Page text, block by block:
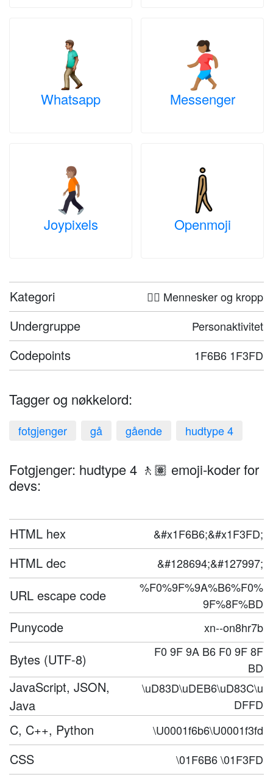
Whatsapp Messenger
Joypixels Openmoji
Kategori 🤦‍♀️ Mennesker og kropp
Undergruppe Personaktivitet
Codepoints 1F6B6 1F3FD
Tagger og nøkkelord:
fotgjenger gå gående hudtype 4
Fotgjenger: hudtype 4 🚶🏽 emoji-koder for
devs:
HTML hex &#x1F6B6;&#x1F3FD;
HTML dec &#128694;&#127997;
URL escape code
%F0%9F%9A%B6%F0%
9F%8F%BD
Punycode xn--on8hr7b
Bytes (UTF-8)
F0 9F 9A B6 F0 9F 8F
BD
JavaScript, JSON,
Java
\uD83D\uDEB6\uD83C\u
DFFD
C, C++, Python \U0001f6b6\U0001f3fd
CSS \01F6B6 \01F3FD